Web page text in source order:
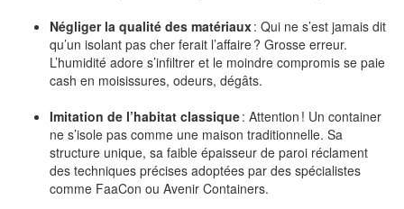
Négliger la qualité des matériaux: Qui ne s’est jamais dit
qu’un isolant pas cher ferait l’affaire ? Grosse erreur.
L’humidité adore s’infiltrer et le moindre compromis se paie
cash en moisissures, odeurs, dégâts.
Imitation de l’habitat classique: Attention ! Un container
ne s’isole pas comme une maison traditionnelle. Sa
structure unique, sa faible épaisseur de paroi réclament
des techniques précises adoptées par des spécialistes
comme FaaCon ou Avenir Containers.